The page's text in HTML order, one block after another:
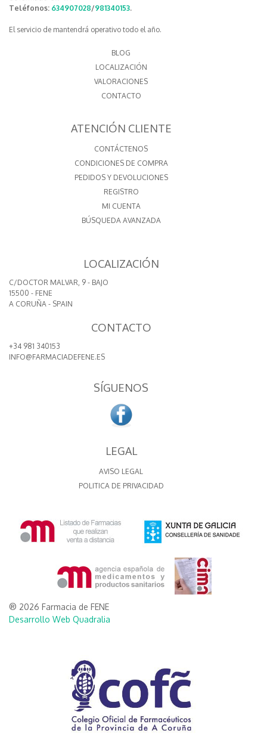
Teléfonos: 634907028/981340153.
El servicio de mantendrá operativo todo el año.
BLOG
LOCALIZACIÓN
VALORACIONES
CONTACTO
ATENCIÓN CLIENTE
CONTÁCTENOS
CONDICIONES DE COMPRA
PEDIDOS Y DEVOLUCIONES
REGISTRO
MI CUENTA
BÚSQUEDA AVANZADA
LOCALIZACIÓN
C/DOCTOR MALVAR, 9 - BAJO
15500 - FENE
A CORUÑA - SPAIN
CONTACTO
+34 981 340153
INFO@FARMACIADEFENE.ES
SÍGUENOS
LEGAL
AVISO LEGAL
POLITICA DE PRIVACIDAD
® 2026 Farmacia de FENE
Desarrollo Web Quadralia